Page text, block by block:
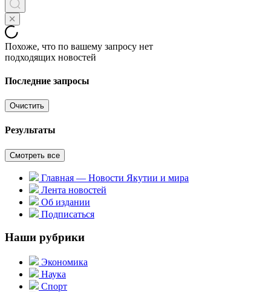
Похоже, что по вашему запросу нет
подходящих новостей
Последние запросы
Очистить
Результаты
Смотреть все
Главная — Новости Якутии и мира
Лента новостей
Об издании
Подписаться
Наши рубрики
Экономика
Наука
Спорт